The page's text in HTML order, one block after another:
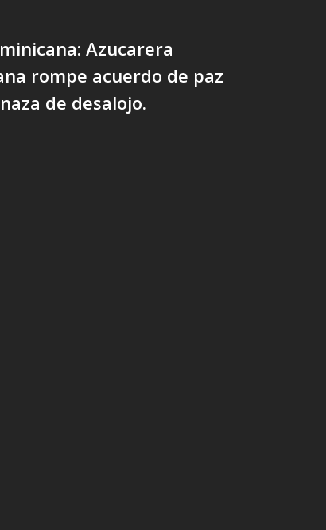
Azucarera
rompe acuerdo de paz
de desalojo.